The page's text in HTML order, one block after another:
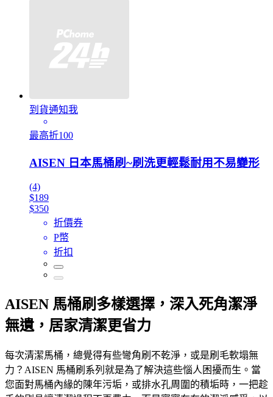
到貨通知我
最高折100
AISEN 日本馬桶刷~刷洗更輕鬆耐用不易變形
(4)
$189
$350
折價券
P幣
折扣
AISEN 馬桶刷多樣選擇，深入死角潔淨
無遺，居家清潔更省力
每次清潔馬桶，總覺得有些彎角刷不乾淨，或是刷毛軟塌無
力？AISEN 馬桶刷系列就是為了解決這些惱人困擾而生。當
您面對馬桶內緣的陳年污垢，或排水孔周圍的積垢時，一把趁